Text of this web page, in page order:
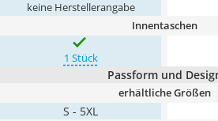
keine Herstellerangabe
Innentaschen
1 Stück
Passform und
erhältliche Größen
S - 5XL